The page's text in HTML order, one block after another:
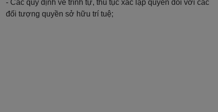
- Các quy định về trình tự, thủ tục xác lập quyền đối với các
đối tượng quyền sở hữu trí tuệ;